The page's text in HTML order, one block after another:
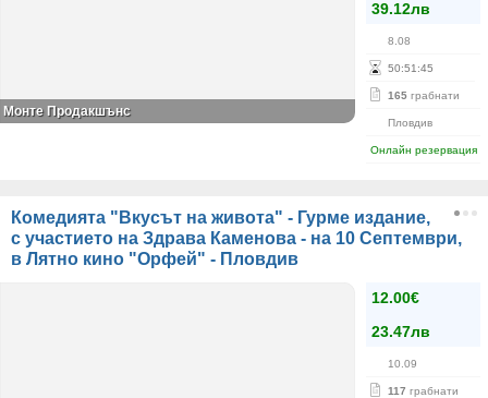
39.12лв
8.08
50:51 :44
165 грабнати
Пловдив
Онлайн резервация
Монте Продакшънс
Комедията "Вкусът на живота" - Гурме издание,
с участието на Здрава Каменова - на 10 Септември,
в Лятно кино "Орфей" - Пловдив
12.00€
23.47лв
10.09
117 грабнати